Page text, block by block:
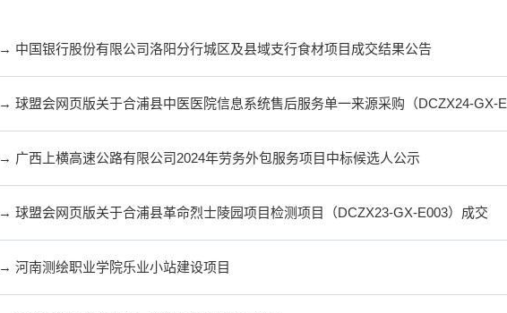
→ 中国银行股份有限公司洛阳分行城区及县域支行食材项目成交结果公告
→ 球盟会网页版关于合浦县中医医院信息系统售后服务单一来源采购（DCZX24-GX-E
→ 广西上横高速公路有限公司2024年劳务外包服务项目中标候选人公示
→ 球盟会网页版关于合浦县革命烈士陵园项目检测项目（DCZX23-GX-E003）成交
→ 河南测绘职业学院乐业小站建设项目